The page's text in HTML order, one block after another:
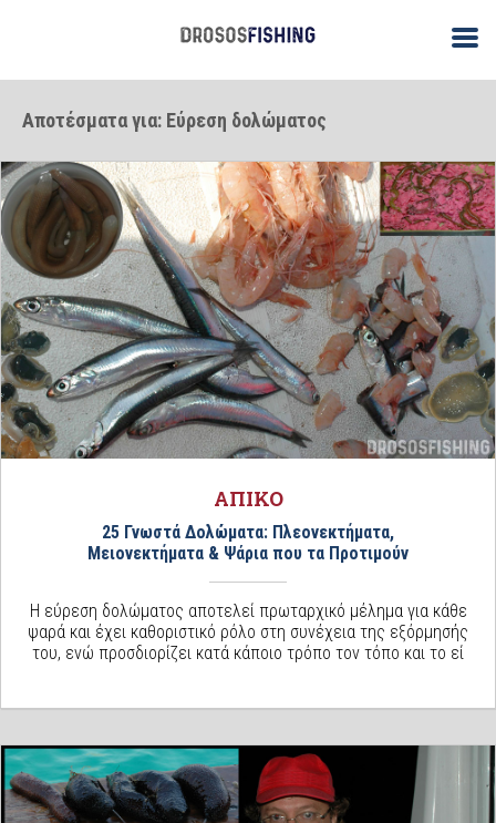
Αποτέσματα για: Εύρεση δολώματος
ΑΠΙΚΟ
25 Γνωστά Δολώματα: Πλεονεκτήματα,
Μειονεκτήματα & Ψάρια που τα Προτιμούν
Η εύρεση δολώματος αποτελεί πρωταρχικό μέλημα για κάθε
ψαρά και έχει καθοριστικό ρόλο στη συνέχεια της εξόρμησής
του, ενώ προσδιορίζει κατά κάποιο τρόπο τον τόπο και το εί